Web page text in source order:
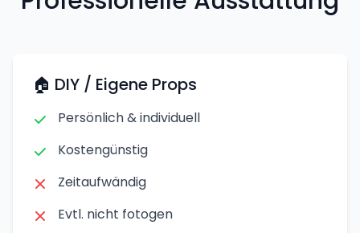
🏠 DIY / Eigene Props
Persönlich & individuell
Kostengünstig
Zeitaufwändig
Evtl. nicht fotogen